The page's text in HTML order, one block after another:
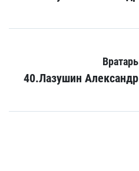
Вратарь
40.Лазушин Александр